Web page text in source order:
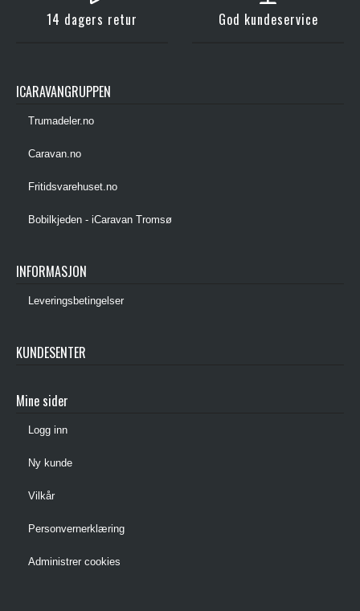
14 dagers retur God kundeservice
ICARAVANGRUPPEN
Trumadeler.no
Caravan.no
Fritidsvarehuset.no
Bobilkjeden - iCaravan Tromsø
INFORMASJON
Leveringsbetingelser
KUNDESENTER
Mine sider
Logg inn
Ny kunde
Vilkår
Personvernerklæring
Administrer cookies